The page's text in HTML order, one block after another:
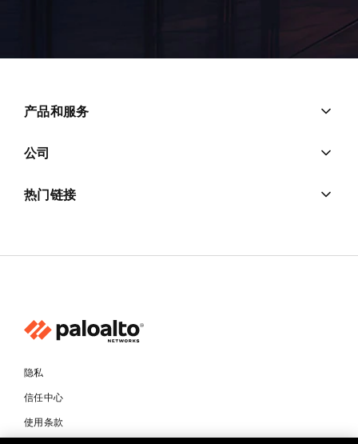
产品和服务
公司
热门链接
隐私
信任中心
使用条款